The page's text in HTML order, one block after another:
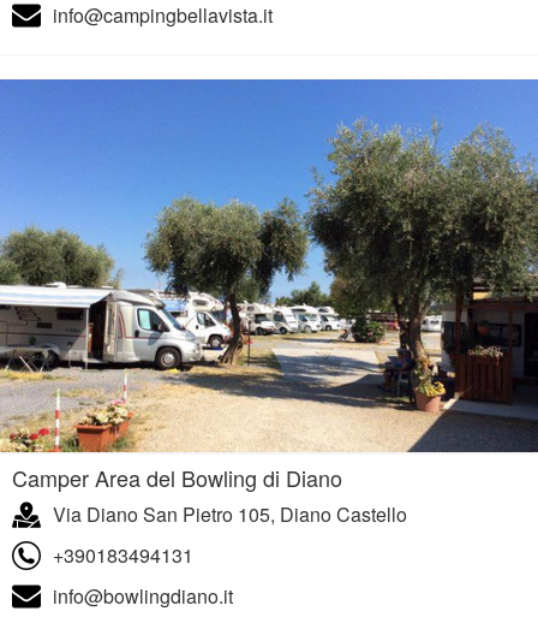
info@campingbellavista.it
Camper Area del Bowling di Diano
Via Diano San Pietro 105, Diano Castello
+390183494131
info@bowlingdiano.it